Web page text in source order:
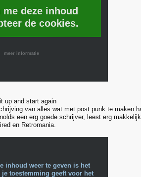
deze inhoud
de cookies.
meer informatie
up and start again
van alles wat met post punk te maken
een erg goede schrijver, leest erg
en Retromania.
inhoud weer te geven is het
toestemming geeft voor het